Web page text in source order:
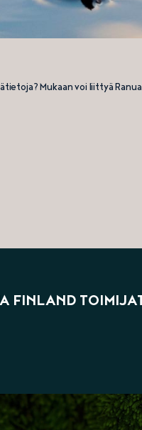
Mukaan voi liittyä
FINLAND